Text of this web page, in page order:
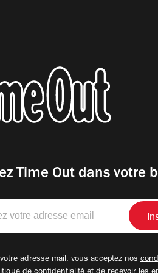
Time Out dans votre
adresse mail, vous acceptez nos